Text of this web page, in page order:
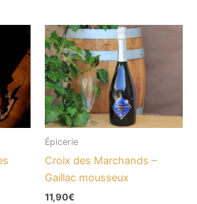
Épicerie
Croix des Marchands –
Gaillac mousseux
11,90€